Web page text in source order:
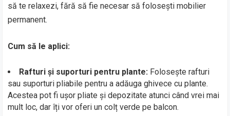
să te relaxezi, fără să fie necesar să folosești mobilier
permanent.
Cum să le aplici:
Rafturi și suporturi pentru plante: Folosește rafturi
sau suporturi pliabile pentru a adăuga ghivece cu plante.
Acestea pot fi ușor pliate și depozitate atunci când vrei mai
mult loc, dar îți vor oferi un colț verde pe balcon.